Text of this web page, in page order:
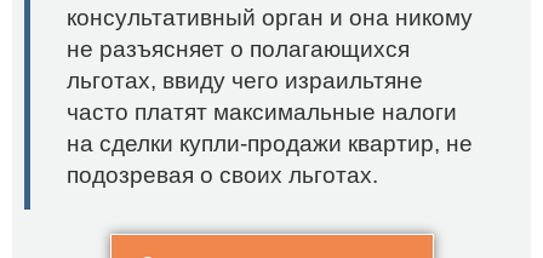
консультативный орган и она никому
не разъясняет о полагающихся
льготах, ввиду чего израильтяне
часто платят максимальные налоги
на сделки купли-продажи квартир, не
подозревая о своих льготах.